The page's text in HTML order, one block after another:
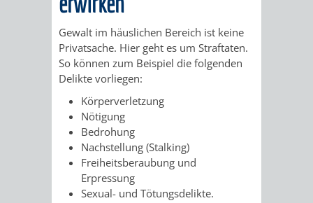
MENSCHEN
MIT
BEHINDERUNG
MENSCHEN
MIT
DEMENZ
MIGRANTENBAUHERREN
BAUHERRENBERATUNG
BERATUNGSERGEBNISSE
/
Gewalt im häuslichen Bereich ist keine
Privatsache. Hier geht es um Straftaten.
So können zum Beispiel die folgenden
Delikte vorliegen:
Körperverletzung
Nötigung
Bedrohung
Nachstellung (Stalking)
Freiheitsberaubung und
Erpressung
Sexual- und Tötungsdelikte.